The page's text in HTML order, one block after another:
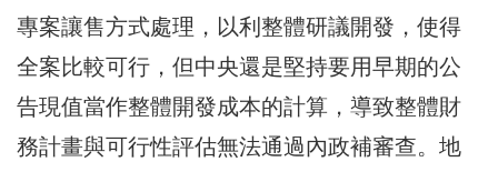
專案讓售方式處理，以利整體研議開發，使得
全案比較可行，但中央還是堅持要用早期的公
告現值當作整體開發成本的計算，導致整體財
務計畫與可行性評估無法通過內政補審查。地